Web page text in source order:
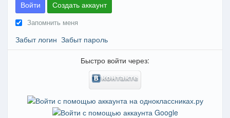
Войти Создать аккаунт
Запомнить меня
Забыт логин Забыт пароль
Быстро войти через: